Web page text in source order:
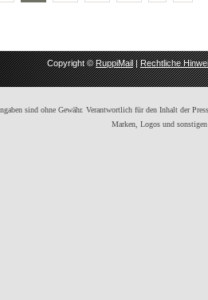
Copyright ©RuppiMail|Rechtliche
sind ohne Gewähr. Verantwortlich für den Inhalt der
Marken, Logos und